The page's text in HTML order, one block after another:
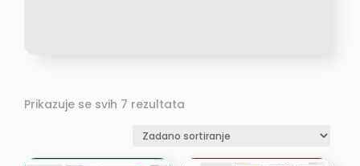
Prikazuje se svih 7 rezultata